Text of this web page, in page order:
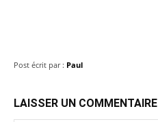
Post écrit par : Paul
LAISSER UN COMMENTAIRE